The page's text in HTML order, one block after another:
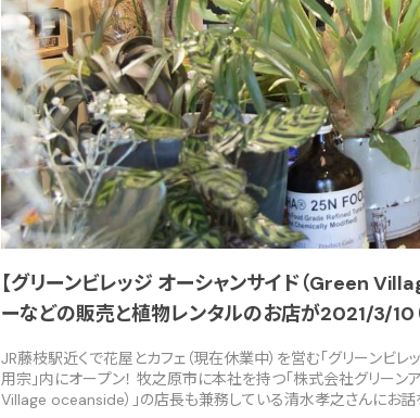
【グリーンビレッジ オーシャンサイド（Green
ーなどの販売と植物レンタルのお店が2021/3/10
JR藤枝駅近くで花屋とカフェ（現在休業中）を営む「グリーンビレッ
用宗」内にオープン！ 牧之原市に本社を持つ「株式会社グリーン
Village oceanside）」の店長も兼務している清水孝之さんにお話